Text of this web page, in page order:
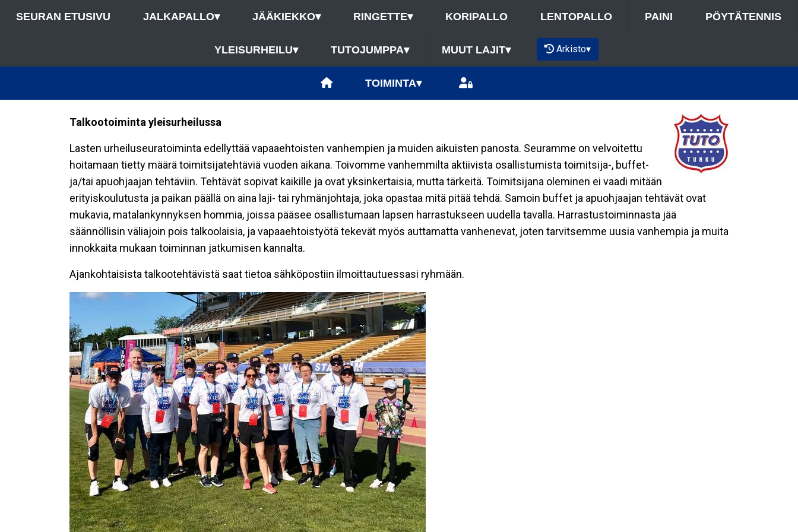
SEURAN ETUSIVU JALKAPALLO▾ JÄÄKIEKKO▾ RINGETTE▾ KORIPALLO LENTOPALLO PAINI PÖYTÄTENNIS
YLEISURHEILU▾ TUTOJUMPPA▾ MUUT LAJIT▾ Arkisto▾
TOIMINTA▾
Talkootoiminta yleisurheilussa
Lasten urheiluseuratoiminta edellyttää vapaaehtoisten vanhempien ja muiden aikuisten panosta. Seuramme on velvoitettu
hoitamaan tietty määrä toimitsijatehtäviä vuoden aikana. Toivomme vanhemmilta aktiivista osallistumista toimitsija-, buffet-
ja/tai apuohjaajan tehtäviin. Tehtävät sopivat kaikille ja ovat yksinkertaisia, mutta tärkeitä. Toimitsijana oleminen ei vaadi mitään
erityiskoulutusta ja paikan päällä on aina laji- tai ryhmänjohtaja, joka opastaa mitä pitää tehdä. Samoin buffet ja apuohjaajan tehtävät ovat
mukavia, matalankynnyksen hommia, joissa pääsee osallistumaan lapsen harrastukseen uudella tavalla. Harrastustoiminnasta jää
säännöllisin väliajoin pois talkoolaisia, ja vapaaehtoistyötä tekevät myös auttamatta vanhenevat, joten tarvitsemme uusia vanhempia ja muita
innokkaita mukaan toiminnan jatkumisen kannalta.
Ajankohtaisista talkootehtävistä saat tietoa sähköpostiin ilmoittautuessasi ryhmään.